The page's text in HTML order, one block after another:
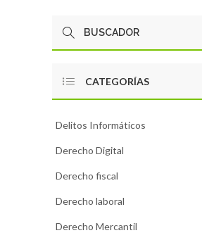
CATEGORÍAS
Delitos Informáticos
Derecho Digital
Derecho fiscal
Derecho laboral
Derecho Mercantil